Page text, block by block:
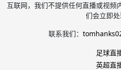
互联网，我们不提供任何直播或视频
们会立即处
联系我们：
足球直
英超直